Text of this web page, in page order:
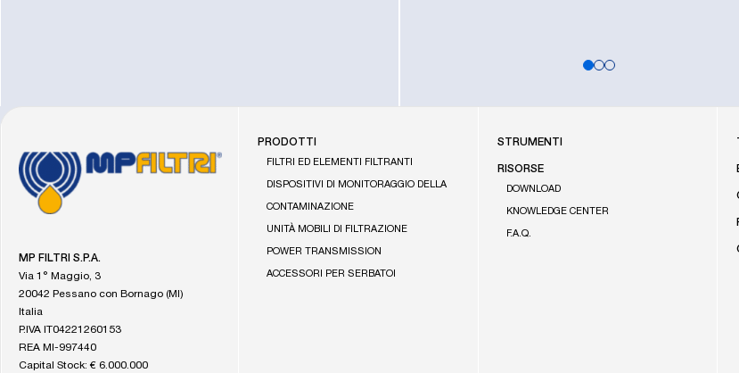
Vai
alla
home
MP FILTRI S.P.A.
Via 1° Maggio, 3
20042 Pessano con Bornago (MI)
Italia
P.IVA IT04221260153
REA MI-997440
Capital Stock: € 6.000.000
PRODOTTI
FILTRI ED ELEMENTI FILTRANTI
DISPOSITIVI DI MONITORAGGIO DELLA
CONTAMINAZIONE
UNITÀ MOBILI DI FILTRAZIONE
POWER TRANSMISSION
ACCESSORI PER SERBATOI
STRUMENTI
RISORSE
DOWNLOAD
KNOWLEDGE CENTER
F.A.Q.